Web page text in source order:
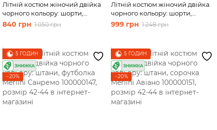
Літній костюм жіночий двійка
чорного кольору: шорти,
футболка Merlini Беневенто
100000139, розмір 42-44
840 грн 1 050 грн
Літній костюм жіночий двійка
чорного кольору: шорти,
сорочка Merlini Мессіна
100000143, розмір 42-44
999 грн 1 248 грн
5 ГОДИН
−20%
5 ГОДИН
−20%